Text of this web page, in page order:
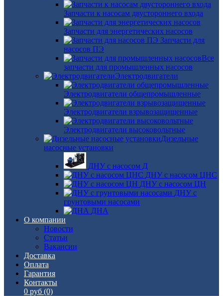
Запчасти к насосам двустороннего входа
Запчасти для энергетических насосов
Запчасти для
насосов ПЭ
Все
запчасти для промышленных насосов
Электродвигатели
Электродвигатели общепромышленные
Электродвигатели взрывозащищенные
Электродвигатели высоковольтные
Дизельные
насосные установки
ДНУ с насосом Д
ДНУ с насосом ЦНС
ДНУ с насосом ЦН
ДНУ с
грунтовыми насосами
ДНА
О компании
Новости
Статьи
Вакансии
Доставка
Оплата
Гарантия
Контакты
0 руб (0)